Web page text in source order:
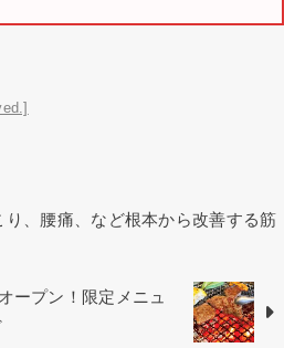
り、腰痛、など根本から改善する筋
ープン！限定メニュ